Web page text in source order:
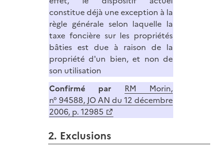
constitue déjà une exception à la
règle générale selon laquelle la
taxe foncière sur les propriétés
bâties est due à raison de la
propriété d'un bien, et non de
son utilisation
Confirmé par RM Morin,
n° 94588, JO AN du 12 décembre
2006, p. 12985
2. Exclusions